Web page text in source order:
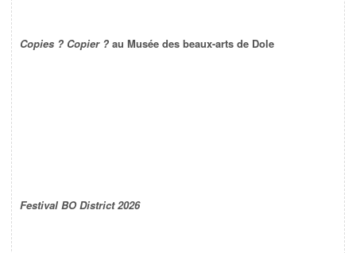
Copies ? Copier ? au Musée des beaux-arts de Dole
Festival BO District 2026